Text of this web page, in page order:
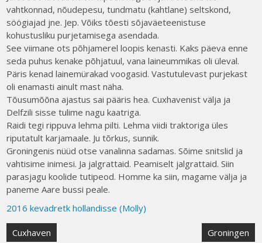
vahtkonnad, nõudepesu, tundmatu (kahtlane) seltskond,
söögiajad jne. Jep. Võiks tõesti sõjaväeteenistuse
kohustusliku purjetamisega asendada.
See viimane ots põhjamerel loopis kenasti. Kaks päeva enne
seda puhus kenake põhjatuul, vana laineummikas oli üleval.
Päris kenad lainemürakad voogasid. Vastutulevast purjekast
oli enamasti ainult mast näha.
Tõusumõõna ajastus sai pääris hea. Cuxhavenist välja ja
Delfzili sisse tulime nagu kaatriga.
Raidi tegi rippuva lehma pilti. Lehma viidi traktoriga üles
riputatult karjamaale. Ju tõrkus, sunnik.
Groningenis nüüd otse vanalinna sadamas. Sõime snitslid ja
vahtisime inimesi. Ja jalgrattaid. Peamiselt jalgrattaid. Siin
parasjagu koolide tutipeod. Homme ka siin, magame välja ja
paneme Aare bussi peale.
2016 kevadretk hollandisse (Molly)
Post
Cuxhaven Groningen